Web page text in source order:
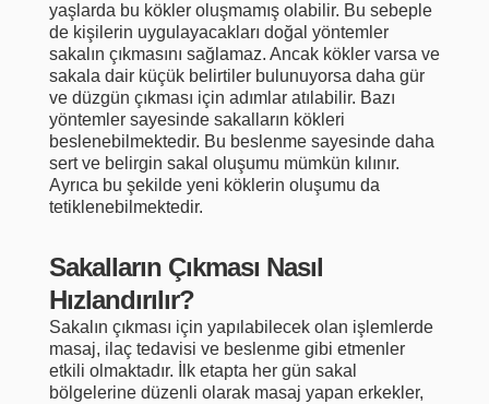
yaşlarda bu kökler oluşmamış olabilir. Bu sebeple
de kişilerin uygulayacakları doğal yöntemler
sakalın çıkmasını sağlamaz. Ancak kökler varsa ve
sakala dair küçük belirtiler bulunuyorsa daha gür
ve düzgün çıkması için adımlar atılabilir. Bazı
yöntemler sayesinde sakalların kökleri
beslenebilmektedir. Bu beslenme sayesinde daha
sert ve belirgin sakal oluşumu mümkün kılınır.
Ayrıca bu şekilde yeni köklerin oluşumu da
tetiklenebilmektedir.
Sakalların Çıkması Nasıl
Hızlandırılır?
Sakalın çıkması için yapılabilecek olan işlemlerde
masaj, ilaç tedavisi ve beslenme gibi etmenler
etkili olmaktadır. İlk etapta her gün sakal
bölgelerine düzenli olarak masaj yapan erkekler,